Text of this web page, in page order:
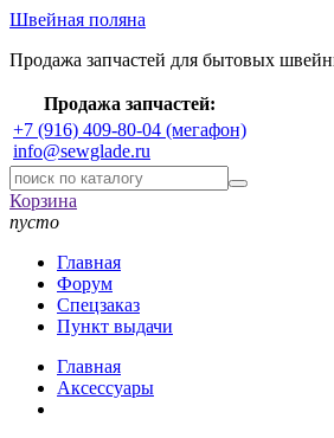
Швейная поляна
Продажа запчастей для бытовых
Продажа запчастей:
+7 (916) 409-80-04 (мегафон)
info@sewglade.ru
Корзина
пусто
Главная
Форум
Спецзаказ
Пункт выдачи
Главная
Аксессуары